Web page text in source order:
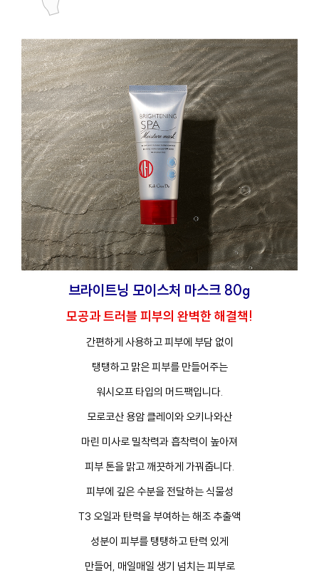
브라이트닝 모이스처 마스크 80g
모공과 트러블 피부의 완벽한 해결책!
간편하게 사용하고 피부에 부담 없이
탱탱하고 맑은 피부를 만들어주는
워시오프 타입의 머드팩입니다.
모로코산 용암 클레이와 오키나와산
마린 미사로 밀착력과 흡착력이 높아져
피부 톤을 맑고 깨끗하게 가꿔줍니다.
피부에 깊은 수분을 전달하는 식물성
T3 오일과 탄력을 부여하는 해조 추출액
성분이 피부를 탱탱하고 탄력 있게
만들어, 매일매일 생기 넘치는 피부로